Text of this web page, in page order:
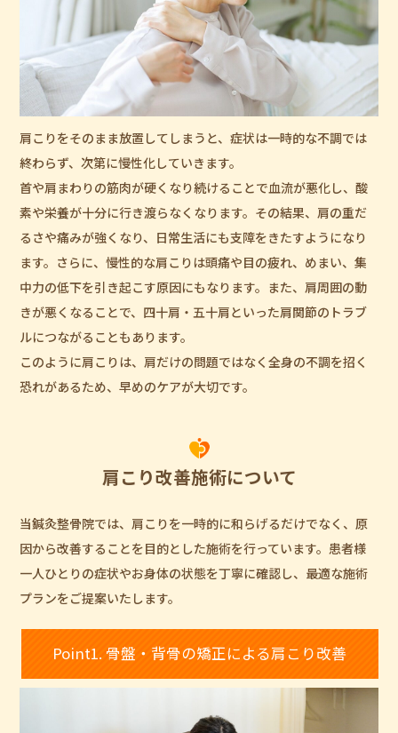
肩こりをそのまま放置してしまうと、症状は一時的な不調では
終わらず、次第に慢性化していきます。
首や肩まわりの筋肉が硬くなり続けることで血流が悪化し、酸
素や栄養が十分に行き渡らなくなります。その結果、肩の重だ
るさや痛みが強くなり、日常生活にも支障をきたすようになり
ます。さらに、慢性的な肩こりは頭痛や目の疲れ、めまい、集
中力の低下を引き起こす原因にもなります。また、肩周囲の動
きが悪くなることで、四十肩・五十肩といった肩関節のトラブ
ルにつながることもあります。
このように肩こりは、肩だけの問題ではなく全身の不調を招く
恐れがあるため、早めのケアが大切です。
肩こり改善施術について
当鍼灸整骨院では、肩こりを一時的に和らげるだけでなく、原
因から改善することを目的とした施術を行っています。患者様
一人ひとりの症状やお身体の状態を丁寧に確認し、最適な施術
プランをご提案いたします。
Point1. 骨盤・背骨の矯正による肩こり改善